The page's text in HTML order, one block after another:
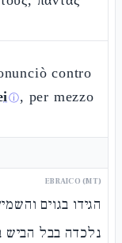
contro
ⓘ, per mezzo
EBRAICO (MT)
הגידו בגוים
נלכדה בבל הביש